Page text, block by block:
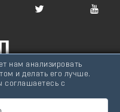
России, 2007 -
нам анализировать
и делать его лучше.
соглашаетесь с